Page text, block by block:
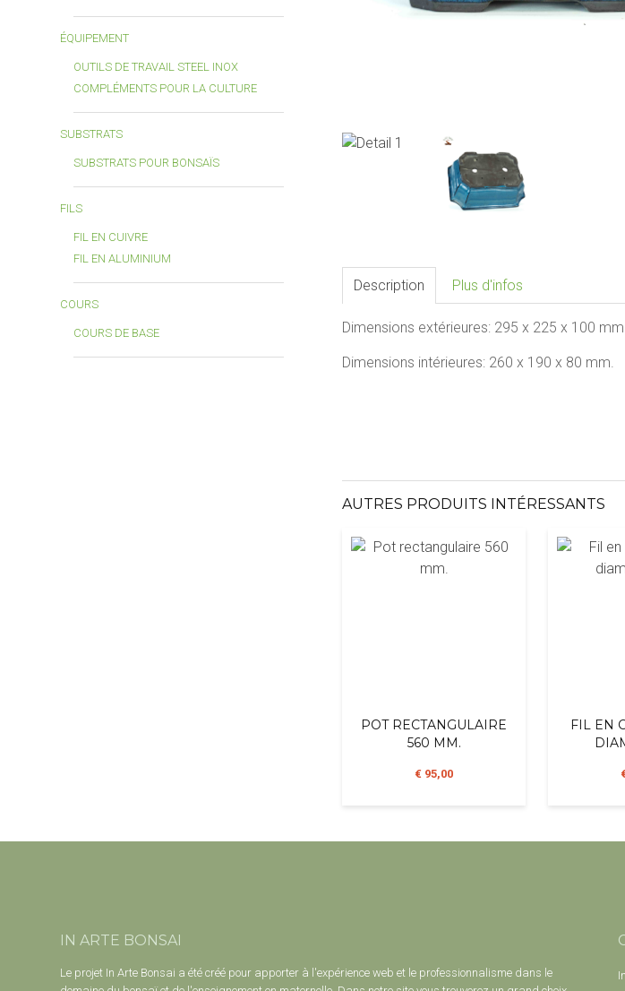
ÉQUIPEMENT
OUTILS DE TRAVAIL STEEL INOX
COMPLÉMENTS POUR LA CULTURE
SUBSTRATS
SUBSTRATS POUR BONSAÏS
FILS
FIL EN CUIVRE
FIL EN ALUMINIUM
COURS
COURS DE BASE
Description Plus d'infos
Dimensions extérieures: 295 x 225 x 100
Dimensions intérieures: 260 x 190 x 80 mm.
AUTRES PRODUITS INTÉRESSANTS
POT RECTANGULAIRE
560 MM.
€ 95,00
FIL EN
IN ARTE BONSAI
Le projet In Arte Bonsai a été créé pour apporter à l'expérience web et le professionnalisme dans le